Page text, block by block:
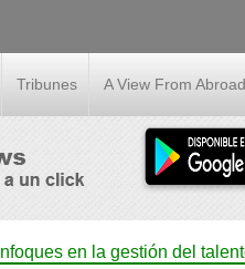
Tribunes A View From Abroad
en la gestión del